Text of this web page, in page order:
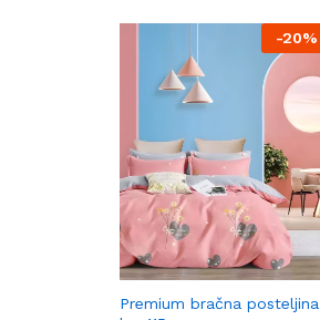
-20%
Premium bračna posteljina